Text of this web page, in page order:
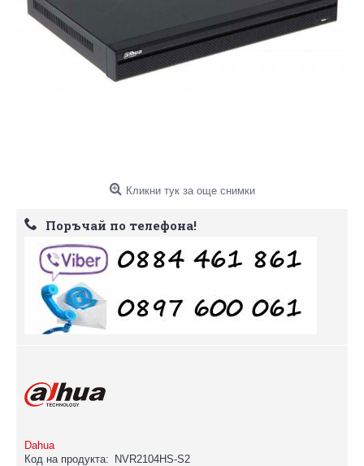
Кликни тук за още снимки
Поръчай по телефона!
Dahua
Код на продукта:
NVR2104HS-S2